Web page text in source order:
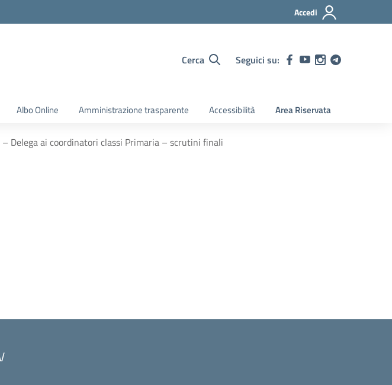
Accedi
Cerca Seguici su:
Albo Online Amministrazione trasparente Accessibilità Area Riservata
Delega ai coordinatori classi Primaria – scrutini finali